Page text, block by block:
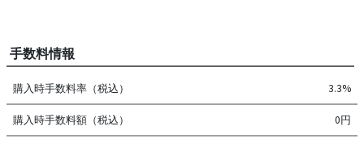
手数料情報
購入時手数料率（税込） 3.3%
購入時手数料額（税込） 0円